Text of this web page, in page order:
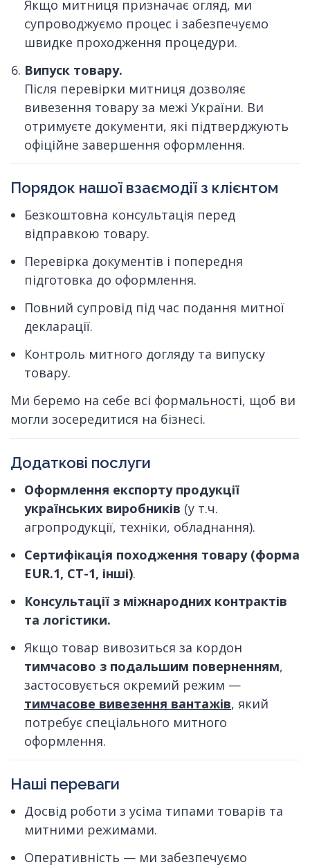
Якщо митниця призначає огляд, ми
супроводжуємо процес і забезпечуємо
швидке проходження процедури.
Випуск товару.
Після перевірки митниця дозволяє
вивезення товару за межі України. Ви
отримуєте документи, які підтверджують
офіційне завершення оформлення.
Порядок нашої взаємодії з клієнтом
Безкоштовна консультація перед
відправкою товару.
Перевірка документів і попередня
підготовка до оформлення.
Повний супровід під час подання митної
декларації.
Контроль митного догляду та випуску
товару.
Ми беремо на себе всі формальності, щоб ви
могли зосередитися на бізнесі.
Додаткові послуги
Оформлення експорту продукції
українських виробників (у т.ч.
агропродукції, техніки, обладнання).
Сертифікація походження товару (форма
EUR.1, СТ-1, інші).
Консультації з міжнародних контрактів
та логістики.
Якщо товар вивозиться за кордон
тимчасово з подальшим поверненням,
застосовується окремий режим —
тимчасове вивезення вантажів, який
потребує спеціального митного
оформлення.
Наші переваги
Досвід роботи з усіма типами товарів та
митними режимами.
Оперативність — ми забезпечуємо